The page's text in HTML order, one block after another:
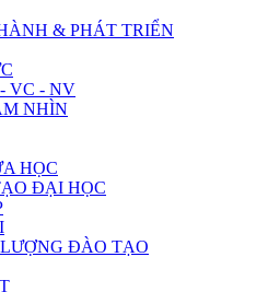
& PHÁT TRIỂN
VC - NV
NHÌN
HỌC
ĐẠI HỌC
ĐÀO TẠO